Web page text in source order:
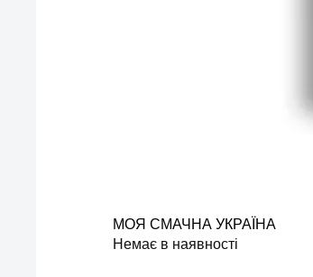
МОЯ СМАЧНА УКРАЇНА
Немає в наявності